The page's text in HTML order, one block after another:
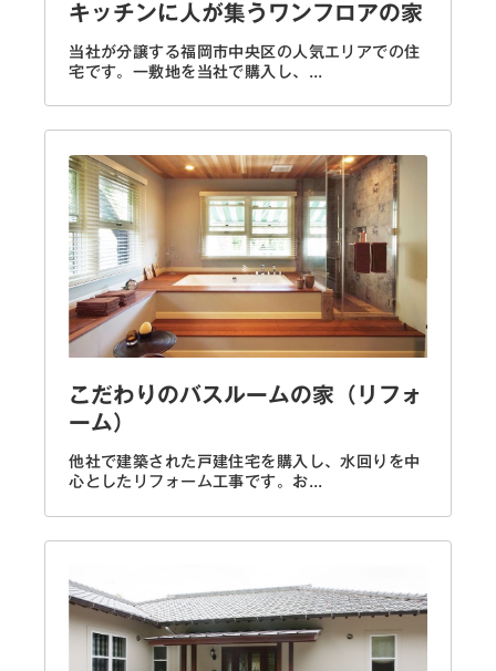
キッチンに人が集うワンフロアの家
当社が分譲する福岡市中央区の人気エリアでの住
宅です。一敷地を当社で購入し、...
こだわりのバスルームの家（リフォ
ーム）
他社で建築された戸建住宅を購入し、水回りを中
心としたリフォーム工事です。お...